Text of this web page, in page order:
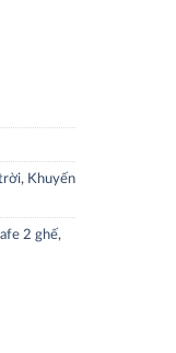
trời, Khuyến
2 ghế,